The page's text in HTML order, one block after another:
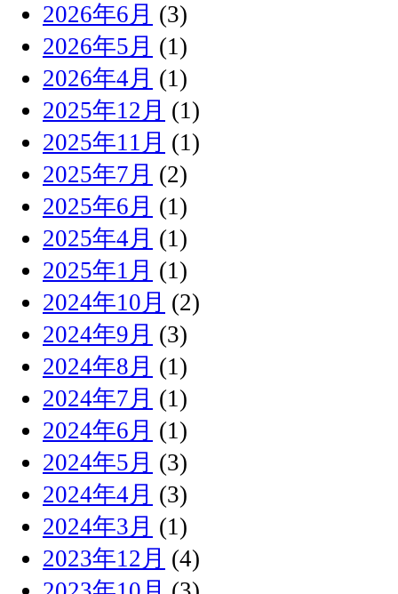
2026年6月 (3)
2026年5月 (1)
2026年4月 (1)
2025年12月 (1)
2025年11月 (1)
2025年7月 (2)
2025年6月 (1)
2025年4月 (1)
2025年1月 (1)
2024年10月 (2)
2024年9月 (3)
2024年8月 (1)
2024年7月 (1)
2024年6月 (1)
2024年5月 (3)
2024年4月 (3)
2024年3月 (1)
2023年12月 (4)